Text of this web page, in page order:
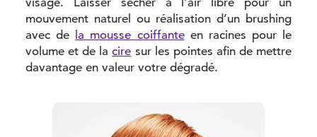
mouvement naturel ou réalisation d’un brushing
avec de la mousse coiffanteen racines pour le
volume et de lacire sur les pointes afin de mettre
davantage en valeur votre dégradé.